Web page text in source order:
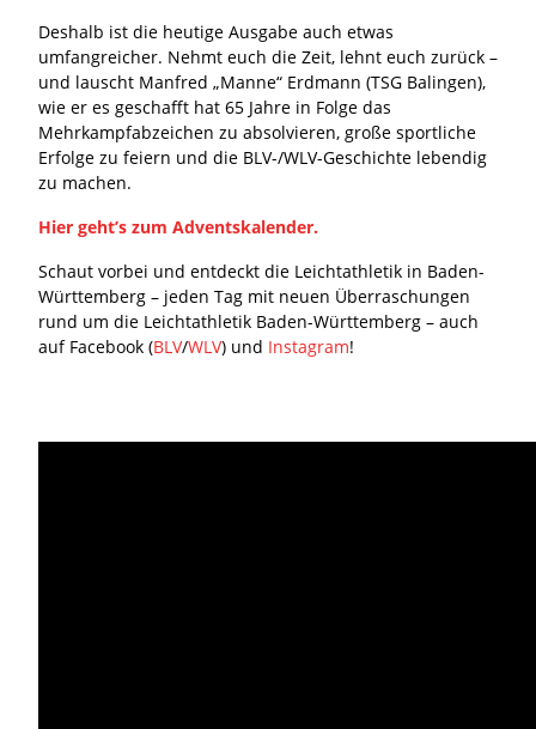
Deshalb ist die heutige Ausgabe auch etwas
umfangreicher. Nehmt euch die Zeit, lehnt euch zurück –
und lauscht Manfred „Manne“ Erdmann (TSG Balingen),
wie er es geschafft hat 65 Jahre in Folge das
Mehrkampfabzeichen zu absolvieren, große sportliche
Erfolge zu feiern und die BLV-/WLV-Geschichte lebendig
zu machen.
Hier geht’s zum Adventskalender.
Schaut vorbei und entdeckt die Leichtathletik in Baden-
Württemberg – jeden Tag mit neuen Überraschungen
rund um die Leichtathletik Baden-Württemberg – auch
auf Facebook (BLV/WLV) und Instagram!